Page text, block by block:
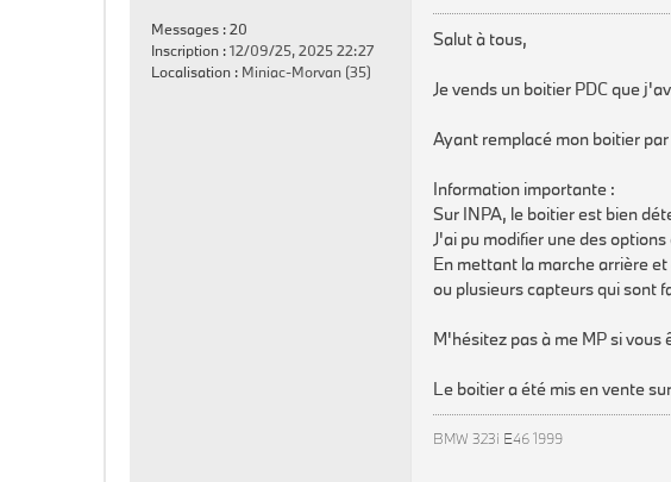
Messages :20
Inscription :12/09/25, 2025 22:27
Localisation : Miniac-Morvan (35)
e
g
Salut à tous,
Je vends un boitier PDC que
Ayant remplacé mon boitier
Information importante :
Sur INPA, le boitier est bien
J'ai pu modifier une des
En mettant la marche arrière
ou plusieurs capteurs qui sont
M'hésitez pas à me MP si vous
Le boitier a été mis en vente
BMW 323i E46 1999